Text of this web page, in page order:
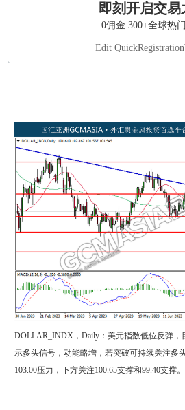
即刻开启交易
0佣金 300+全球热
Edit
DOLLAR_INDX，Daily：美元指数低位反弹
示多头信号，动能略增，若突破可持续关注多
103.00压力，下方关注100.65支撑和99.40支撑。